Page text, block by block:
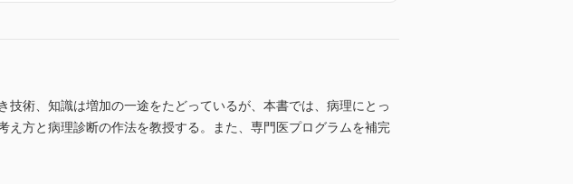
術、知識は増加の一途をたどっているが、本書では、病理にとっ
方と病理診断の作法を教授する。また、専門医プログラムを補完